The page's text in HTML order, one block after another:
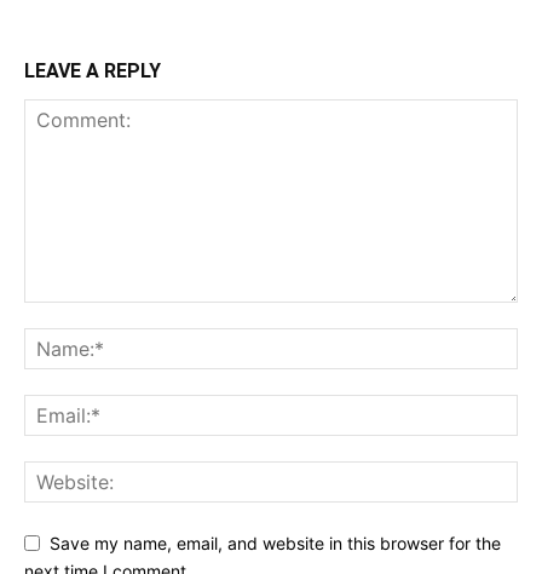
LEAVE A REPLY
Save my name, email, and website in this browser for the